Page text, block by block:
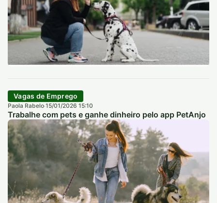
Vagas de Emprego
Paola Rabelo·15/01/2026 15:10
Trabalhe com pets e ganhe dinheiro pelo app PetAnjo